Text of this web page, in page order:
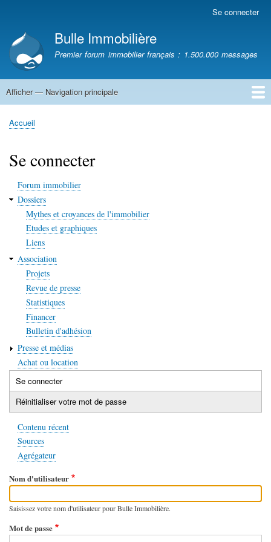
contenu
principal
compte
de
l'utilisateur
Se connecter
Bulle Immobilière
Premier forum immobilier français : 1.500.000 messages
Navigation
Afficher — Navigation principale
Accueil
Fil
Accueil
Se connecter
Forum immobilier
Dossiers
Mythes et croyances de l'immobilier
Etudes et graphiques
Liens
Association
Projets
Revue de presse
Statistiques
Financer
Bulletin d'adhésion
Presse et médias
Achat ou location
Onglets
principaux
Se connecter(onglet
actif)
Réinitialiser votre mot de passe
Contenu récent
Sources
Agrégateur
Nom d'utilisateur
Saisissez votre nom d'utilisateur pour Bulle Immobilière.
Mot de passe